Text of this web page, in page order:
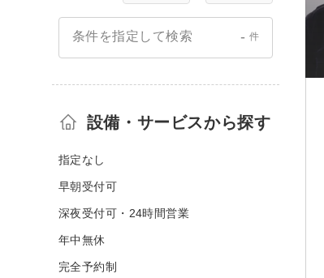
条件を指定して検索 - 件
設備・サービスから探す
指定なし
早朝受付可
深夜受付可・24時間営業
年中無休
完全予約制